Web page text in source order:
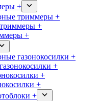
+
триммеры +
+
+
газонокосилки +
+
+
+
+